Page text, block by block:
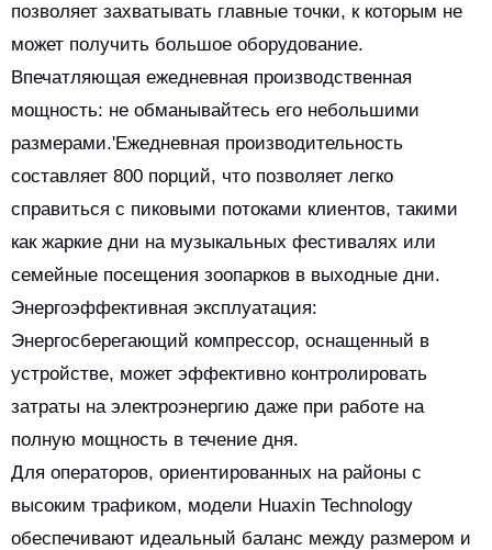
позволяет захватывать главные точки, к которым не
может получить большое оборудование.
Впечатляющая ежедневная производственная
мощность: не обманывайтесь его небольшими
размерами.'Ежедневная производительность
составляет 800 порций, что позволяет легко
справиться с пиковыми потоками клиентов, такими
как жаркие дни на музыкальных фестивалях или
семейные посещения зоопарков в выходные дни.
Энергоэффективная эксплуатация:
Энергосберегающий компрессор, оснащенный в
устройстве, может эффективно контролировать
затраты на электроэнергию даже при работе на
полную мощность в течение дня.
Для операторов, ориентированных на районы с
высоким трафиком, модели Huaxin Technology
обеспечивают идеальный баланс между размером и